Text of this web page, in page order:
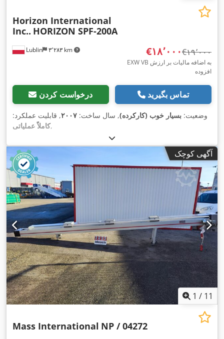
Lublin ۳٬۲۸۳ km
Horizon International
Inc.. HORIZON SPF-200A
‎€۱۸٬۰۰۰ ‎€۱۹٬۰۰۰
EXW VB به اضافه مالیات بر ارزش
افزوده
درخواست کردن تماس بگیرید
وضعیت: بسیار خوب (کارکرده), سال ساخت: ۲۰۰۷, قابلیت عملکرد:
کاملاً عملیاتی,
آگهی کوچک
1 / 11
Mass International NP / 04272